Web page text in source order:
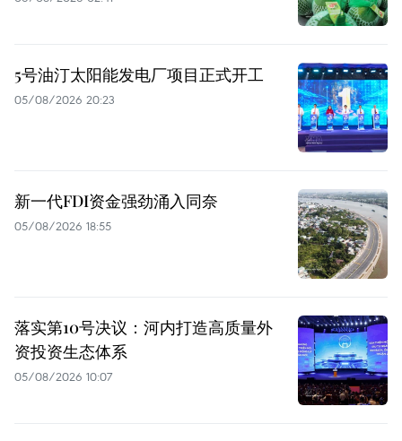
5号油汀太阳能发电厂项目正式开工
05/08/2026 20:23
新一代FDI资金强劲涌入同奈
05/08/2026 18:55
落实第10号决议：河内打造高质量外
资投资生态体系
05/08/2026 10:07